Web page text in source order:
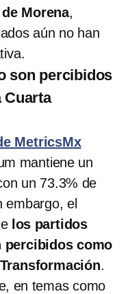
Morena,
aún no han
son percibidos
Cuarta
MetricsMx
mantiene un
un 73.3% de
embargo, el
los partidos
percibidos como
.
en temas como